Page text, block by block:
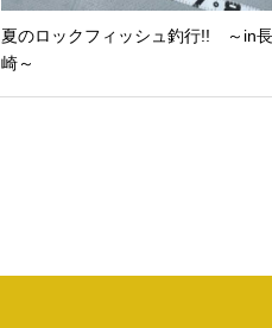
夏のロックフィッシュ釣行!! ～in
崎～